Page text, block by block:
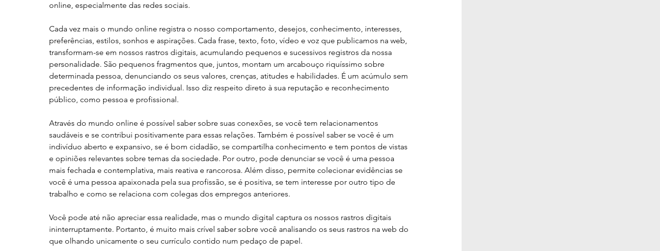
online, especialmente das redes sociais.
Cada vez mais o mundo online registra o nosso comportamento, desejos, conhecimento, interesses,
preferências, estilos, sonhos e aspirações. Cada frase, texto, foto, vídeo e voz que publicamos na web,
transformam-se em nossos rastros digitais, acumulando pequenos e sucessivos registros da nossa
personalidade. São pequenos fragmentos que, juntos, montam um arcabouço riquíssimo sobre
determinada pessoa, denunciando os seus valores, crenças, atitudes e habilidades. É um acúmulo sem
precedentes de informação individual. Isso diz respeito direto à sua reputação e reconhecimento
público, como pessoa e profissional.
Através do mundo online é possível saber sobre suas conexões, se você tem relacionamentos
saudáveis e se contribui positivamente para essas relações. Também é possível saber se você é um
indivíduo aberto e expansivo, se é bom cidadão, se compartilha conhecimento e tem pontos de vistas
e opiniões relevantes sobre temas da sociedade. Por outro, pode denunciar se você é uma pessoa
mais fechada e contemplativa, mais reativa e rancorosa. Além disso, permite colecionar evidências se
você é uma pessoa apaixonada pela sua profissão, se é positiva, se tem interesse por outro tipo de
trabalho e como se relaciona com colegas dos empregos anteriores.
Você pode até não apreciar essa realidade, mas o mundo digital captura os nossos rastros digitais
ininterruptamente. Portanto, é muito mais crível saber sobre você analisando os seus rastros na web do
que olhando unicamente o seu currículo contido num pedaço de papel.